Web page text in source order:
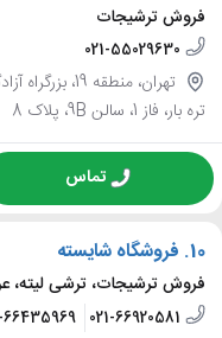
فروش ترشیجات
021-55029630
تهران، منطقه
تره بار، فاز 1، سالن 9B، پلاک 8
تماس
10. فروشگاه شایسته
فروش ترشیجات، ترشی لیته،
021-66920581
66435969